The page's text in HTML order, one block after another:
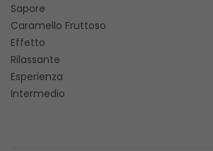
Sapore
Caramello Fruttoso
Effetto
Rilassante
Esperienza
Intermedio